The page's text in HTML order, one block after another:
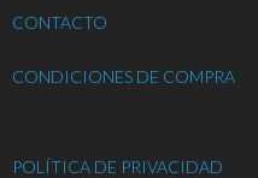
CONTACTO
CONDICIONES DE COMPRA
POLÍTICA DE PRIVACIDAD